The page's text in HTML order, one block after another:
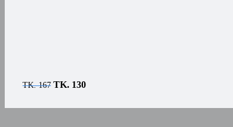
TK.167 TK. 130